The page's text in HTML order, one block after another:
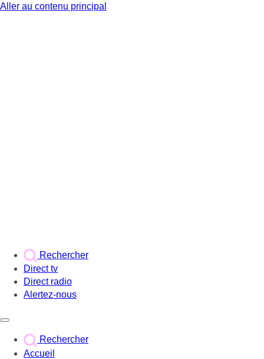
Aller au contenu principal
Rechercher
Direct tv
Direct radio
Alertez-nous
Rechercher
Accueil